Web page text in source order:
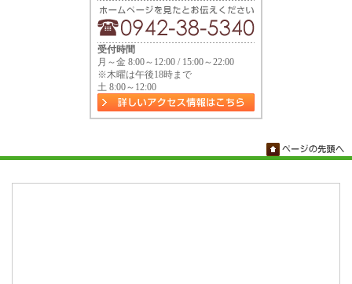
受付時間
月～金 8:00～12:00 / 15:00～22:00
※木曜は午後18時まで
土 8:00～12:00